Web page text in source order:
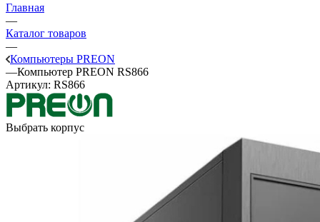
Главная
—
Каталог товаров
—
Компьютеры PREON
—Компьютер PREON RS866
Артикул: RS866
Выбрать корпус